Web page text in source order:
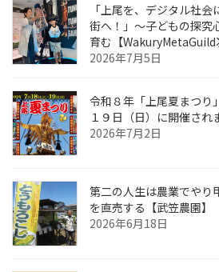
「上尾を、デジタル社
街へ！」〜子どもの探究
育む【WakuryMetaGuild
2026年7月5日
令和８年「上尾夏まつり
１９日（日）に開催され
2026年7月2日
第二の人生は農業でやり
を直売する【武笠農園】
2026年6月18日